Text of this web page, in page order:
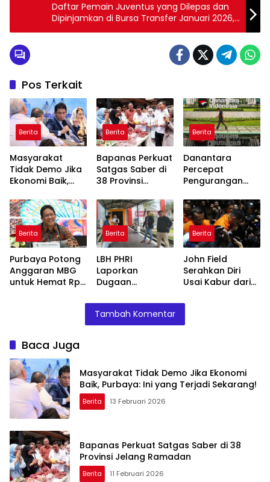
Daftar Pemain Juventus yang Dilepas dan
Dipinjamkan di Bursa Transfer Januari 2026,
Ada yang ke Lazio?
Pos Terkait
Berita
Masyarakat
Tidak Demo Jika
Ekonomi Baik,
Terjadi Sekarang!
Berita
Bapanas Perkuat
Satgas Saber di
38 Provinsi
Berita
Danantara
Percepat
Pengurangan
Belasan Anak
Usaha TLKM dan
SMGR
Berita
Purbaya Potong
Anggaran MBG
untuk Hemat Rp
Berita
LBH PHRI
Laporkan
Dugaan
Doris Sylvanus
Janjikan
Investigasi
Berita
John Field
Serahkan Diri
Usai Kabur dari
Cukai
Tambah Komentar
Baca Juga
Masyarakat Tidak Demo Jika Ekonomi
Baik, Purbaya: Ini yang Terjadi Sekarang!
Berita 13 Februari 2026
Bapanas Perkuat Satgas Saber di 38
Provinsi Jelang Ramadan
Berita 11 Februari 2026